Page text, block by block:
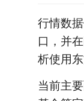
行情数
口，并
析使用
当前主